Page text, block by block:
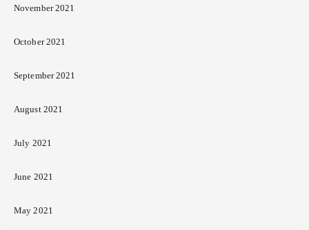
November 2021
October 2021
September 2021
August 2021
July 2021
June 2021
May 2021